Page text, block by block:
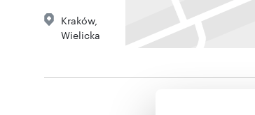
Kraków,
Wielicka